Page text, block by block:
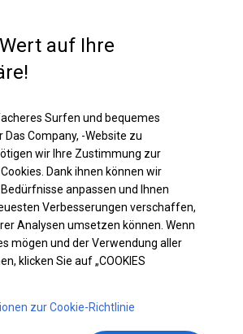
Zelthalle | 5x10 m
auf Ihre
Surfen und bequemes
Das Company, -Website zu
wir Ihre Zustimmung zur
Dank ihnen können wir
anpassen und Ihnen
Verbesserungen verschaffen,
Analysen umsetzen können. Wenn
mögen und der Verwendung aller
klicken Sie auf „COOKIES
zur Cookie-Richtlinie